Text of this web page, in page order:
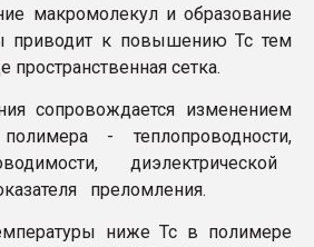
макромолекул и образование
приводит к повышению Тс тем
сетка.
сопровождается изменением
- теплопроводности,
диэлектрической
преломления.
ниже Тс в полимере